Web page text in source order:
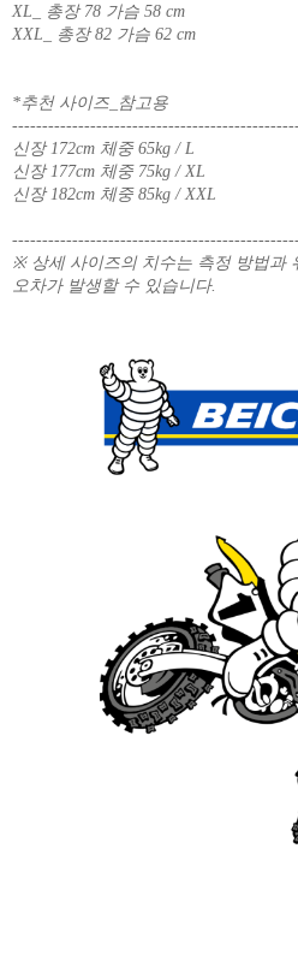
XL_ 총장 78 가슴 58 cm
XXL_ 총장 82 가슴 62 cm
*추천 사이즈_참고용
신장 172cm 체중 65kg / L
신장 177cm 체중 75kg / XL
신장 182cm 체중 85kg / XXL
※ 상세 사이즈의 치수는 측정 방법과
오차가 발생할 수 있습니다.